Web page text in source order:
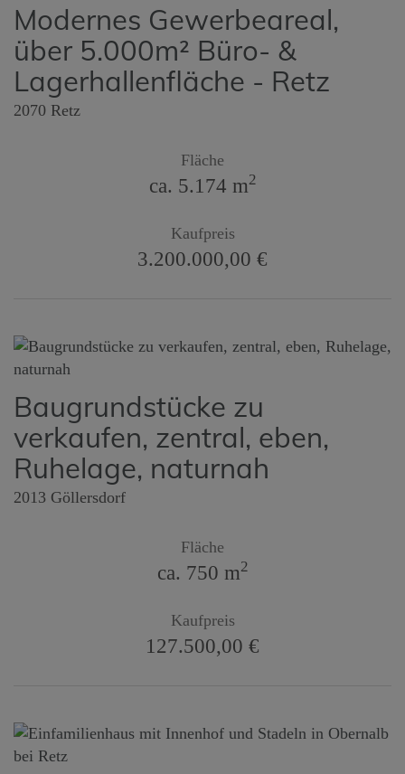
Modernes Gewerbeareal,
über 5.000m² Büro- &
Lagerhallenfläche - Retz
2070 Retz
Fläche
ca. 5.174 m2
Kaufpreis
3.200.000,00 €
Baugrundstücke zu
verkaufen, zentral, eben,
Ruhelage, naturnah
2013 Göllersdorf
Fläche
ca. 750 m2
Kaufpreis
127.500,00 €